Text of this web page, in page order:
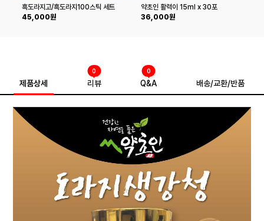
흑도라지고/흑도라지100스틱 세트
45,000원
약초인 활력이 15ml x 30포
36,000원
제품상세 리뷰
0
Q&A
0
배송/교환/반품